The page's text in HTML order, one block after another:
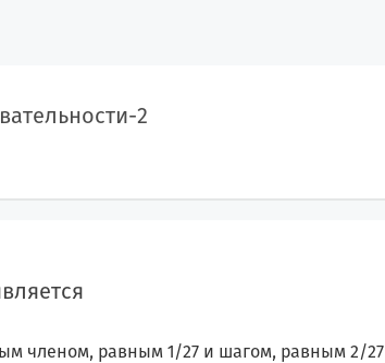
2
членом, равным 1/27 и шагом, равным 2/27